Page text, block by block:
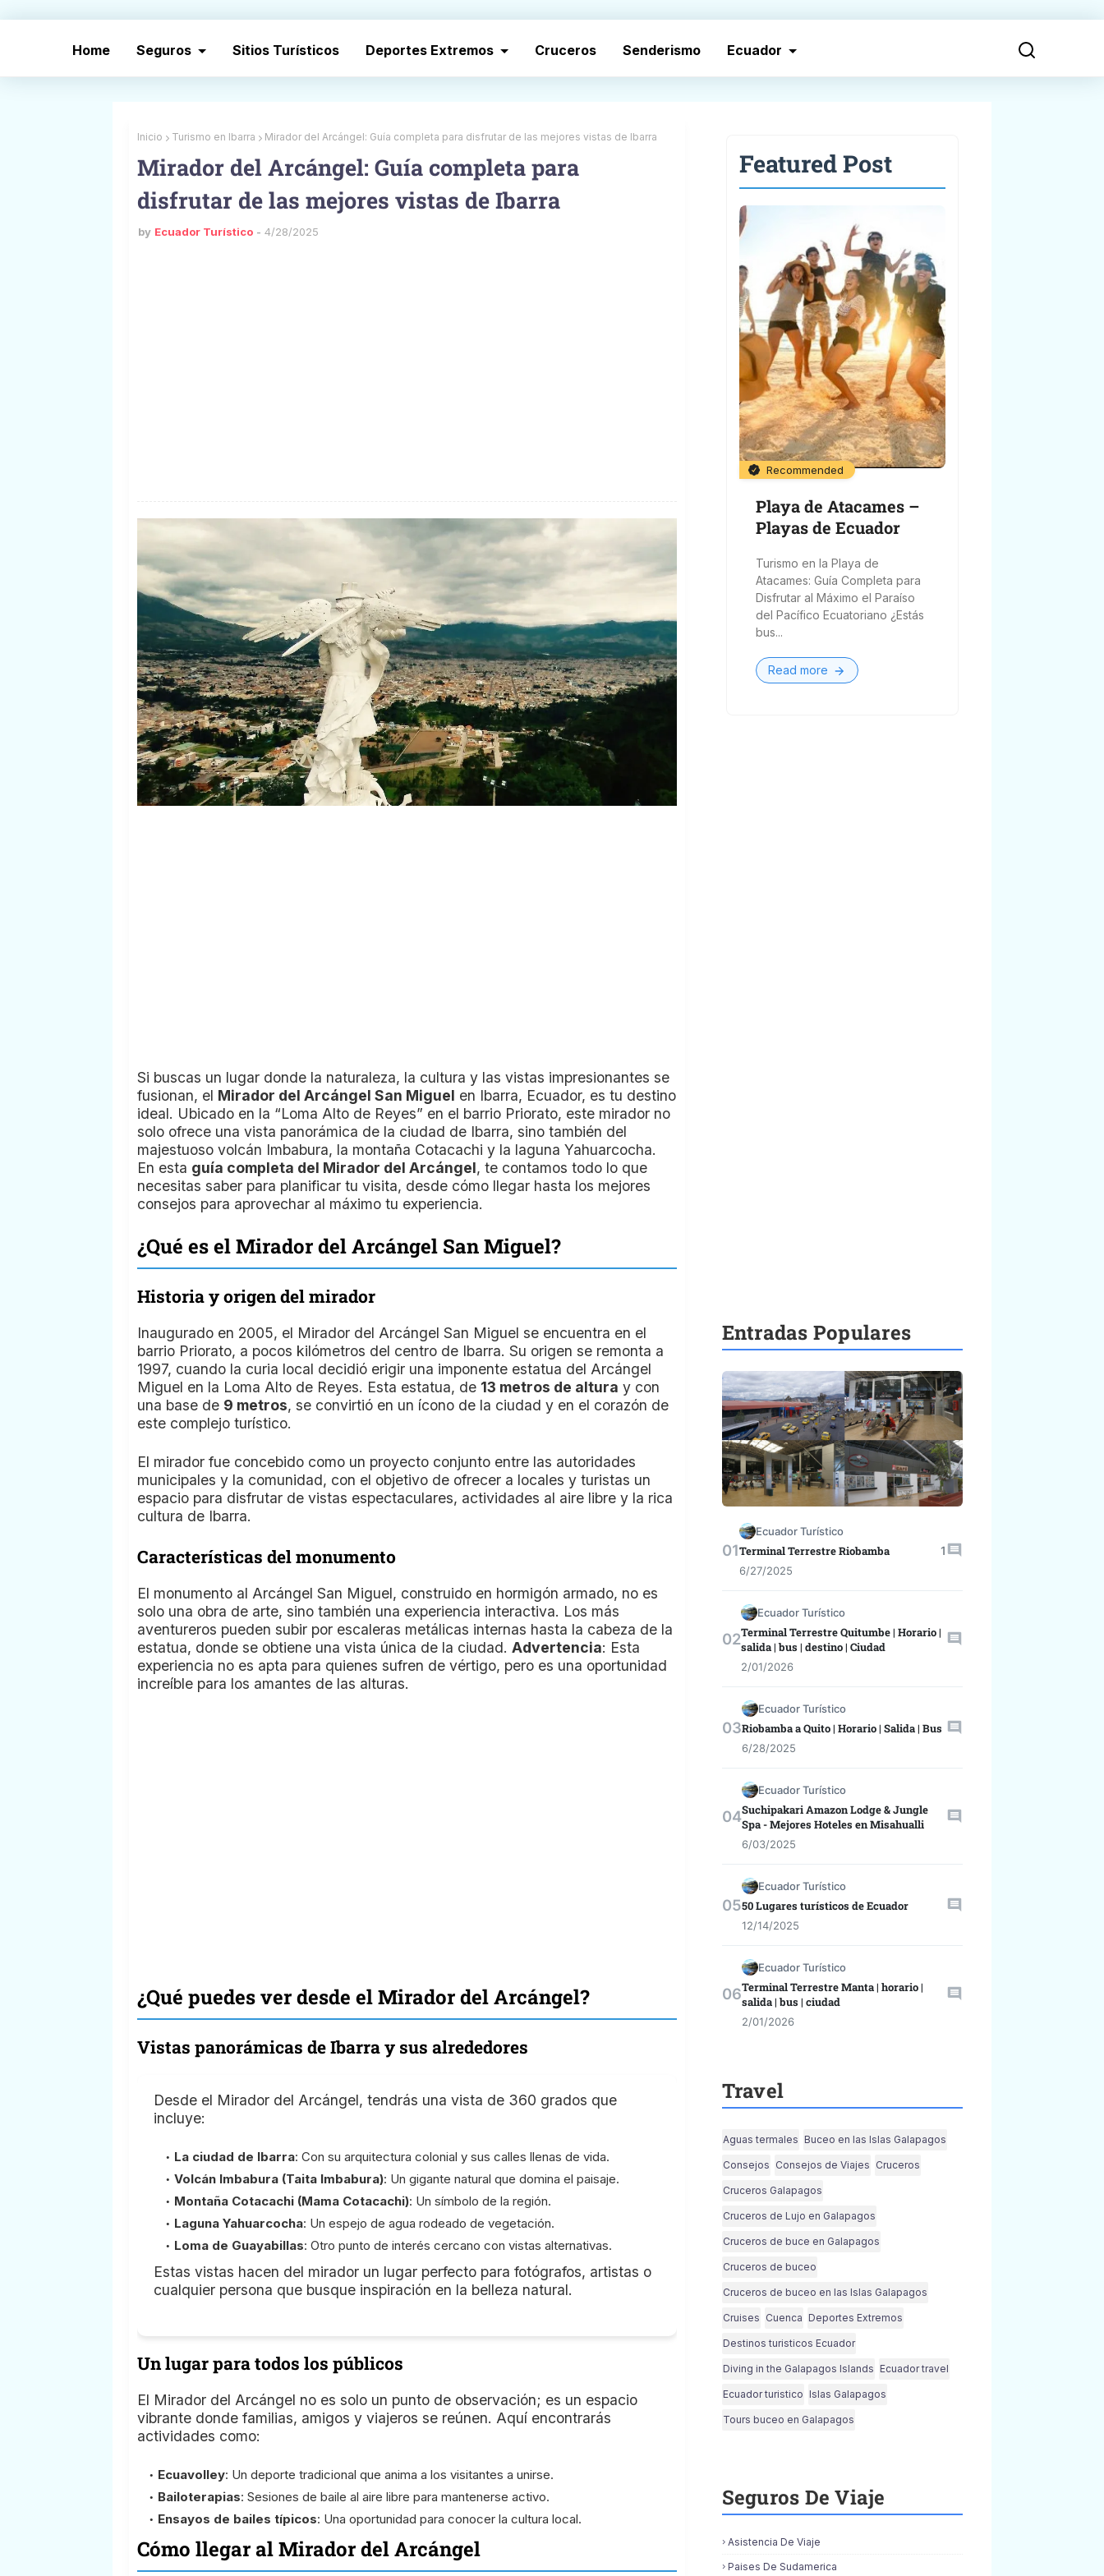
Home Seguros Sitios Turísticos Deportes Extremos Cruceros Senderismo Ecuador
Inicio Turismo en Ibarra Mirador del Arcángel: Guía completa para disfrutar de las mejores vistas de Ibarra
Mirador del Arcángel: Guía completa para
disfrutar de las mejores vistas de Ibarra
by Ecuador Turístico 4/28/2025
Si buscas un lugar donde la naturaleza, la cultura y las vistas impresionantes se
fusionan, el Mirador del Arcángel San Miguel en Ibarra, Ecuador, es tu destino
ideal. Ubicado en la “Loma Alto de Reyes” en el barrio Priorato, este mirador no
solo ofrece una vista panorámica de la ciudad de Ibarra, sino también del
majestuoso volcán Imbabura, la montaña Cotacachi y la laguna Yahuarcocha.
En esta guía completa del Mirador del Arcángel, te contamos todo lo que
necesitas saber para planificar tu visita, desde cómo llegar hasta los mejores
consejos para aprovechar al máximo tu experiencia.
¿Qué es el Mirador del Arcángel San Miguel?
Historia y origen del mirador
Inaugurado en 2005, el Mirador del Arcángel San Miguel se encuentra en el
barrio Priorato, a pocos kilómetros del centro de Ibarra. Su origen se remonta a
1997, cuando la curia local decidió erigir una imponente estatua del Arcángel
Miguel en la Loma Alto de Reyes. Esta estatua, de 13 metros de altura y con
una base de 9 metros, se convirtió en un ícono de la ciudad y en el corazón de
este complejo turístico.
El mirador fue concebido como un proyecto conjunto entre las autoridades
municipales y la comunidad, con el objetivo de ofrecer a locales y turistas un
espacio para disfrutar de vistas espectaculares, actividades al aire libre y la rica
cultura de Ibarra.
Características del monumento
El monumento al Arcángel San Miguel, construido en hormigón armado, no es
solo una obra de arte, sino también una experiencia interactiva. Los más
aventureros pueden subir por escaleras metálicas internas hasta la cabeza de la
estatua, donde se obtiene una vista única de la ciudad. Advertencia: Esta
experiencia no es apta para quienes sufren de vértigo, pero es una oportunidad
increíble para los amantes de las alturas.
¿Qué puedes ver desde el Mirador del Arcángel?
Vistas panorámicas de Ibarra y sus alrededores
Desde el Mirador del Arcángel, tendrás una vista de 360 grados que
incluye:
La ciudad de Ibarra: Con su arquitectura colonial y sus calles llenas de vida.
Volcán Imbabura (Taita Imbabura): Un gigante natural que domina el paisaje.
Montaña Cotacachi (Mama Cotacachi): Un símbolo de la región.
Laguna Yahuarcocha: Un espejo de agua rodeado de vegetación.
Loma de Guayabillas: Otro punto de interés cercano con vistas alternativas.
Estas vistas hacen del mirador un lugar perfecto para fotógrafos, artistas o
cualquier persona que busque inspiración en la belleza natural.
Un lugar para todos los públicos
El Mirador del Arcángel no es solo un punto de observación; es un espacio
vibrante donde familias, amigos y viajeros se reúnen. Aquí encontrarás
actividades como:
Ecuavolley: Un deporte tradicional que anima a los visitantes a unirse.
Bailoterapias: Sesiones de baile al aire libre para mantenerse activo.
Ensayos de bailes típicos: Una oportunidad para conocer la cultura local.
Cómo llegar al Mirador del Arcángel
Featured Post
Recommended
Playa de Atacames –
Playas de Ecuador
Turismo en la Playa de
Atacames: Guía Completa para
Disfrutar al Máximo el Paraíso
del Pacífico Ecuatoriano ¿Estás
bus...
Read more
Entradas Populares
Ecuador Turístico
Terminal Terrestre Riobamba
6/27/2025
1
Ecuador Turístico
Terminal Terrestre Quitumbe | Horario |
salida | bus | destino | Ciudad
2/01/2026
Ecuador Turístico
Riobamba a Quito | Horario | Salida | Bus
6/28/2025
Ecuador Turístico
Suchipakari Amazon Lodge & Jungle
Spa - Mejores Hoteles en Misahualli
6/03/2025
Ecuador Turístico
50 Lugares turísticos de Ecuador
12/14/2025
Ecuador Turístico
Terminal Terrestre Manta | horario |
salida | bus | ciudad
2/01/2026
Travel
Aguas termales Buceo en las Islas Galapagos
Consejos Consejos de Viajes Cruceros
Cruceros Galapagos
Cruceros de Lujo en Galapagos
Cruceros de buce en Galapagos
Cruceros de buceo
Cruceros de buceo en las Islas Galapagos
Cruises Cuenca Deportes Extremos
Destinos turisticos Ecuador
Diving in the Galapagos Islands Ecuador travel
Ecuador turistico Islas Galapagos
Tours buceo en Galapagos
Seguros De Viaje
Asistencia De Viaje
Paises De Sudamerica